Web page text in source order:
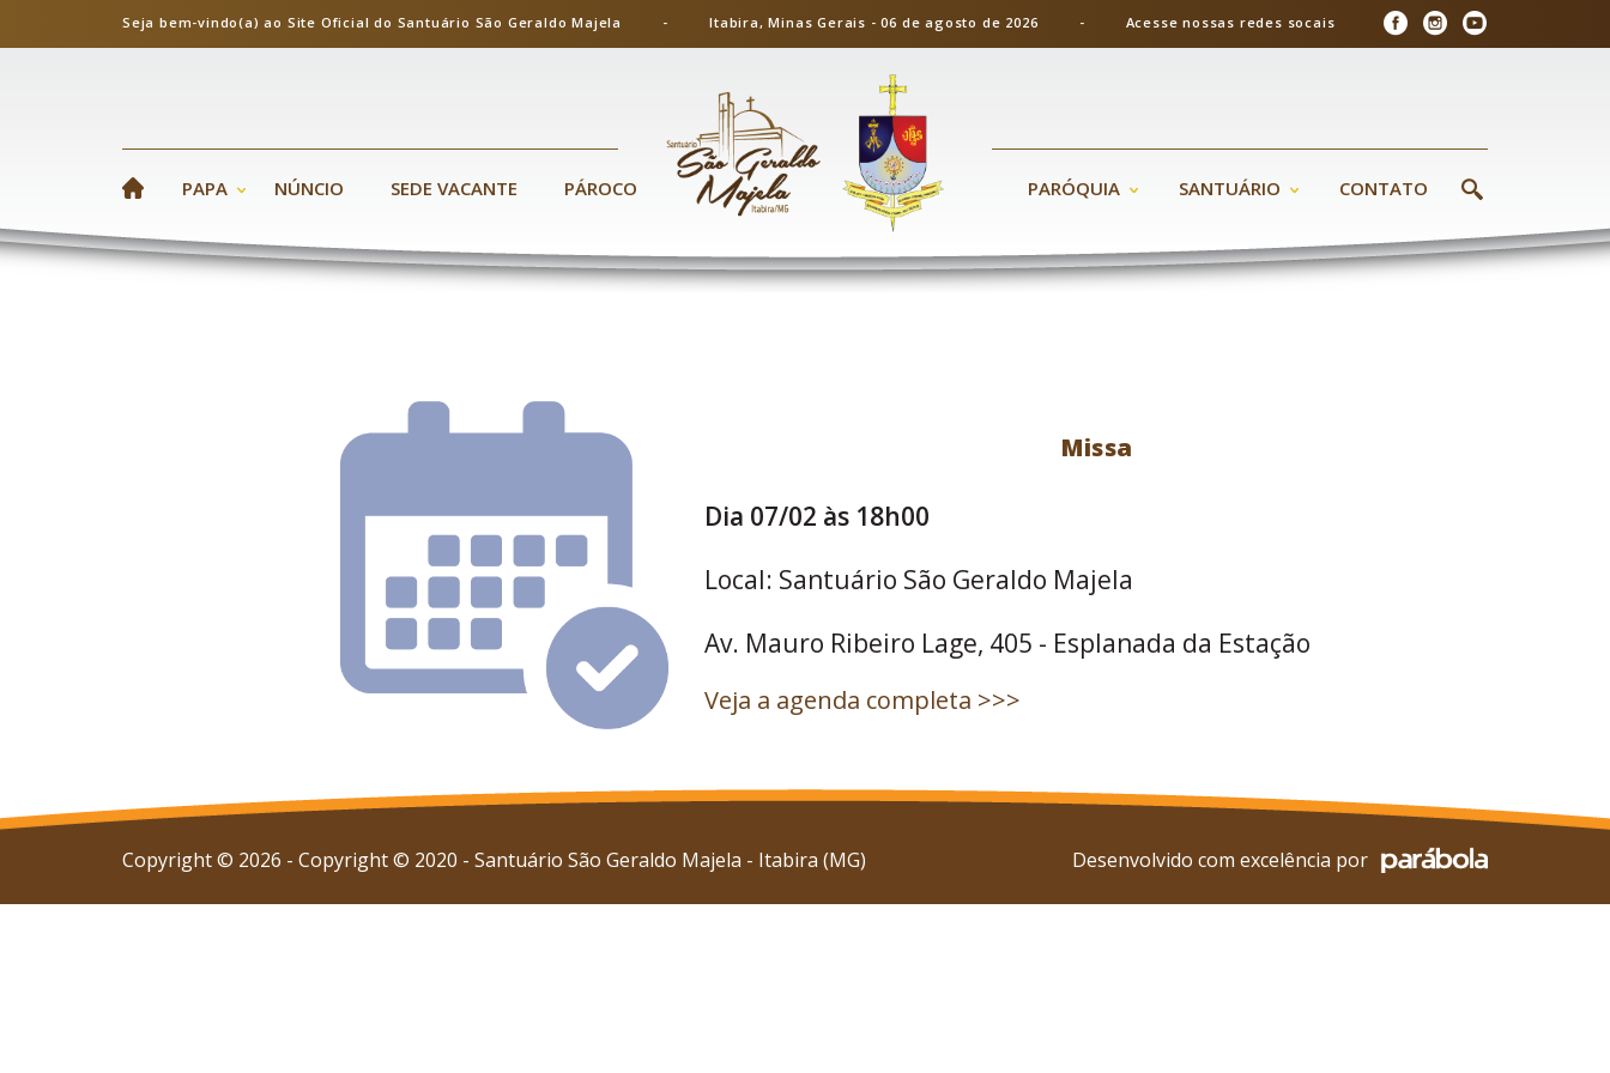
Seja bem-vindo(a) ao Site Oficial do Santuário São Geraldo Majela - Itabira, Minas Gerais - 06 de agosto de 2026 - Acesse nossas redes socais
PAPA NÚNCIO SEDE VACANTE PÁROCO PARÓQUIA SANTUÁRIO CONTATO
Missa
Dia 07/02 às 18h00
Local: Santuário São Geraldo Majela
Av. Mauro Ribeiro Lage, 405 - Esplanada da Estação
Veja a agenda completa >>>
Copyright © 2026 - Copyright © 2020 - Santuário São Geraldo Majela - Itabira (MG) Desenvolvido com excelência por